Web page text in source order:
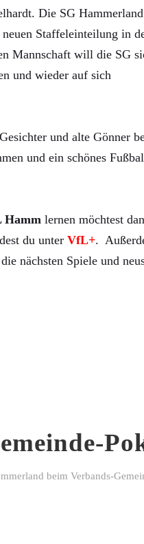
Die SG
Staffeleinteilung in
Mannschaft will die SG
und wieder auf sich
und alte Gönner
und ein schönes
Hamm lernen möchtest
du unter VfL+.
nächsten Spiele und
beim Verbands-